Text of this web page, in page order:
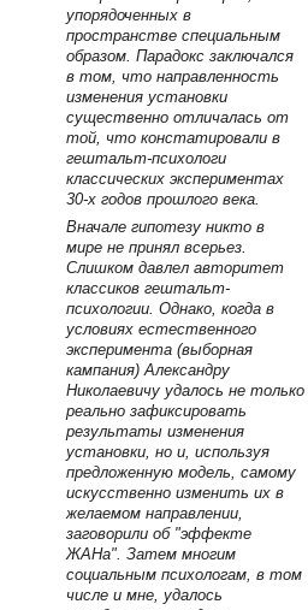
упорядоченных в
пространстве специальным
образом. Парадокс заключался
в том, что направленность
изменения установки
существенно отличалась от
той, что констатировали в
гештальт-психологи
классических экспериментах
30-х годов прошлого века.
Вначале гипотезу никто в
мире не принял всерьез.
Слишком давлел авторитет
классиков гештальт-
психологии. Однако, когда в
условиях естественного
эксперимента (выборная
кампания) Александру
Николаевичу удалось не только
реально зафиксировать
результаты изменения
установки, но и, используя
предложенную модель, самому
искусственно изменить их в
желаемом направлении,
заговорили об "эффекте
ЖАНа". Затем многим
социальным психологам, в том
числе и мне, удалось